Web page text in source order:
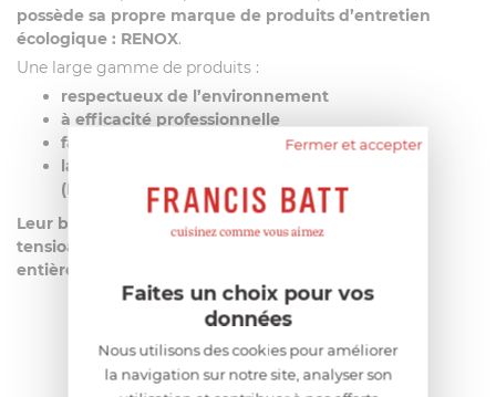
possède sa propre marque de produits d’entretien
écologique : RENOX.
Une large gamme de produits :
respectueux de l’environnement
à efficacité professionnelle
fabriqués en France
labellisés par des organismes indépendants
(Ecocert ou Ecolabel)
Leur biodégradabilité est optimale grâce aux
tensioactifs d’origine végétale et à un emballage
entièrement recyclable
AIDE AU CHOIX
Fermer et accepter
Faites un choix pour vos
données
Nous utilisons des cookies pour améliorer
la navigation sur notre site, analyser son